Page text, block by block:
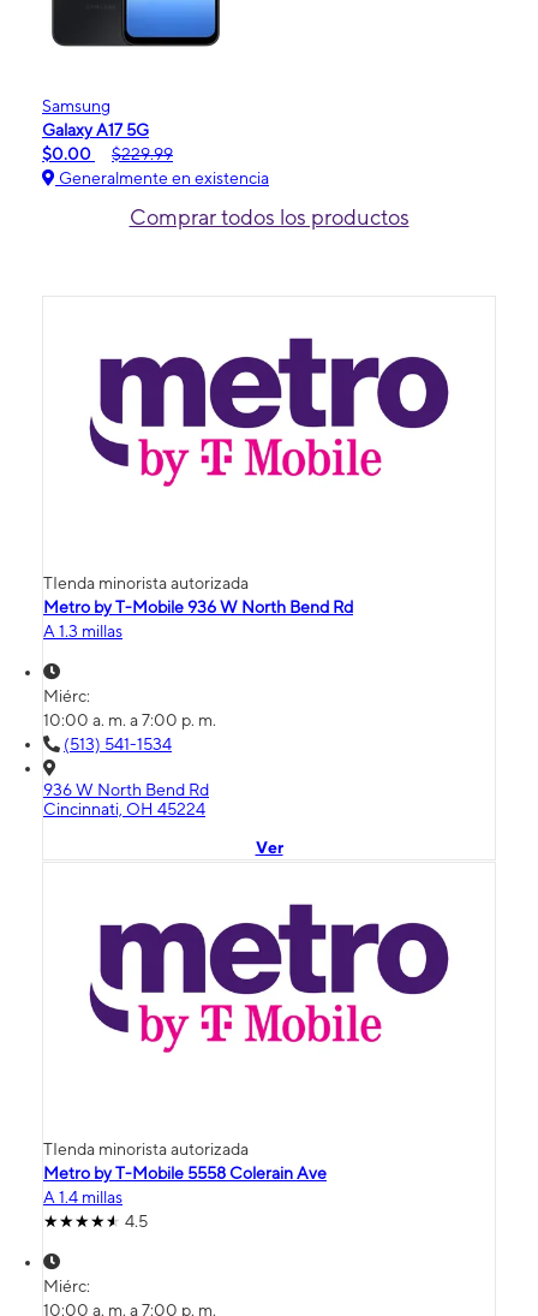
Samsung
Galaxy A17 5G
$0.00
$229.99
Generalmente en existencia
Comprar todos los productos
TIenda minorista autorizada
Metro by T-Mobile 936 W North Bend Rd
A 1.3 millas
Miérc:
10:00 a. m. a 7:00 p. m.
(513) 541-1534
936 W North Bend Rd
Cincinnati, OH 45224
Ver
TIenda minorista autorizada
Metro by T-Mobile 5558 Colerain Ave
A 1.4 millas
4.5
Miérc:
10:00 a. m. a 7:00 p. m.